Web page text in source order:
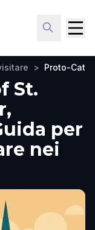
> Proto-
St.
per
nei